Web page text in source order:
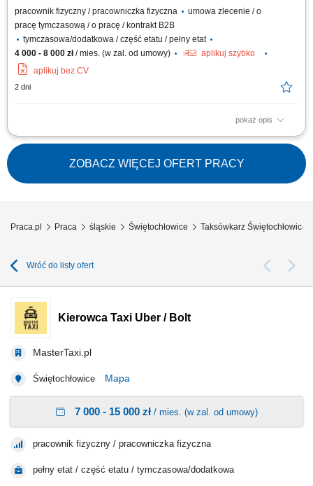
pracownik fizyczny / pracowniczka fizyczna
umowa zlecenie / o
pracę tymczasową / o pracę / kontrakt B2B
tymczasowa/dodatkowa / część etatu / pełny etat
4 000 - 8 000 zł/ mies. (w zal. od umowy)
aplikuj szybko
aplikuj bez CV
2 dni
pokaż opis
Opis stanowiska: sprawdzanie stanu technicznego samochodu do
przewozu osób, tj.: prawidłowości działania sygnału dźwiękowego,
kierunkowskazów, oświetlenia zewnętrznego i wewnętrznego, hamulców,
stanu ogumienia,wyposażenia samochodu w trójkąt ostrzegawczy,
gaśnicę oraz w apteczkę...
ZOBACZ WIĘCEJ OFERT PRACY
Praca.pl Praca śląskie Świętochłowice Taksówkarz Świętochłowice
Wróć do listy ofert
Kierowca Taxi Uber / Bolt
MasterTaxi.pl
Świętochłowice Mapa
7 000 - 15 000 zł/ mies. (w zal. od umowy)
pracownik fizyczny / pracowniczka fizyczna
pełny etat / część etatu / tymczasowa/dodatkowa